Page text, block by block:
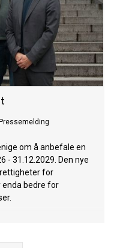
Pressemelding
om å anbefale en
- 31.12.2029. Den nye
for
bedre for